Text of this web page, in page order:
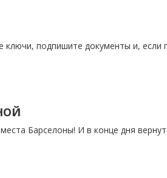
ключи, подпишите документы и,
Барселоны! И в конце дня